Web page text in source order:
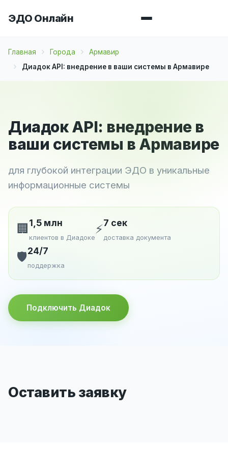
ЭДО Онлайн
Главная Города
Армавир
Диадок API: внедрение в ваши системы в Армавире
Диадок API: внедрение в
ваши системы в Армавире
для глубокой интеграции ЭДО в уникальные
информационные системы
🏢 1,5 млн
клиентов в Диадоке
⚡7 сек
доставка документа
🛡️24/7
поддержка
Подключить Диадок
Оставить заявку